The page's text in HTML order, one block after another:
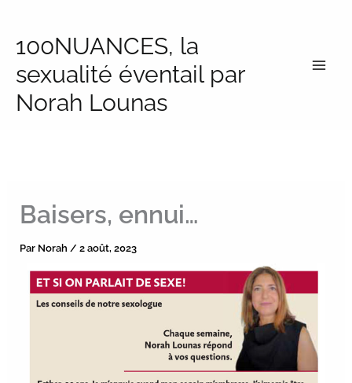
contenu
100NUANCES, la
sexualité éventail par
Norah Lounas
Baisers, ennui…
Par Norah / 2 août, 2023